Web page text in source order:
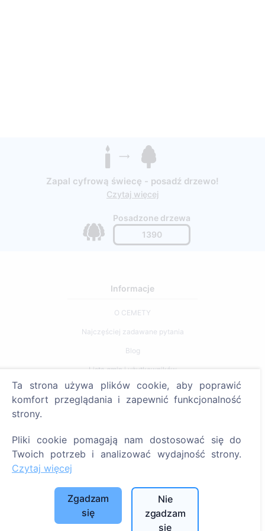
Zapal cyfrową świecę - posadź drzewo!
Czytaj więcej
Posadzone drzewa
1390
Informacje
O CEMETY
Najczęściej zadawane pytania
Blog
Lista gmin i użytkowników
Polityka prywatności
Polityka płatności
Szukaj
Szukaj cmentarzy
Usługi
Ta strona używa plików cookie, aby poprawić
komfort przeglądania i zapewnić funkcjonalność
strony.
Pliki cookie pomagają nam dostosować się do
Twoich potrzeb i analizować wydajność strony.
Czytaj więcej
Zgadzam
się
Nie
zgadzam
się